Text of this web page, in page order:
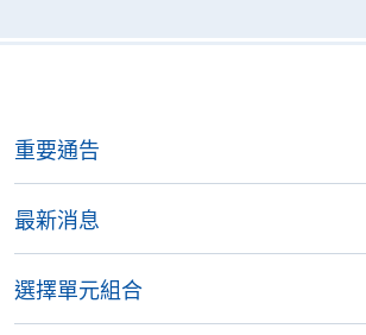
重要通告
最新消息
選擇單元組合